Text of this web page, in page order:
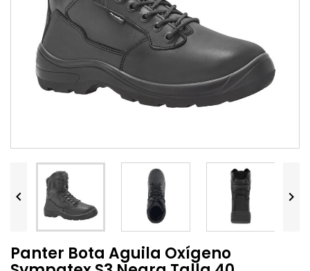
 
Panter Bota Aguila Oxígeno